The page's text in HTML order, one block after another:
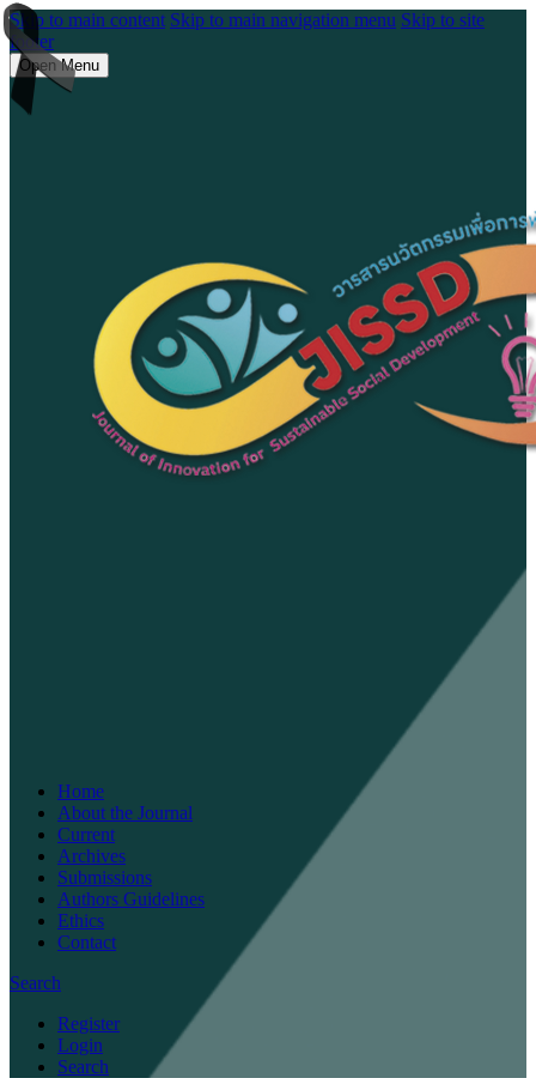
Skip to main content Skip to main navigation menu Skip to site
footer
Open Menu
Home
About the Journal
Current
Archives
Submissions
Authors Guidelines
Ethics
Contact
Search
Register
Login
Search